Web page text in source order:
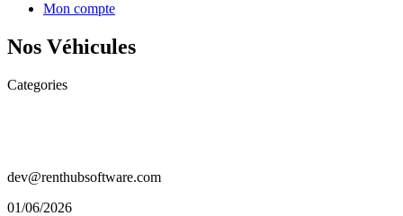
Mon compte
Nos Véhicules
Categories
dev@renthubsoftware.com
01/06/2026